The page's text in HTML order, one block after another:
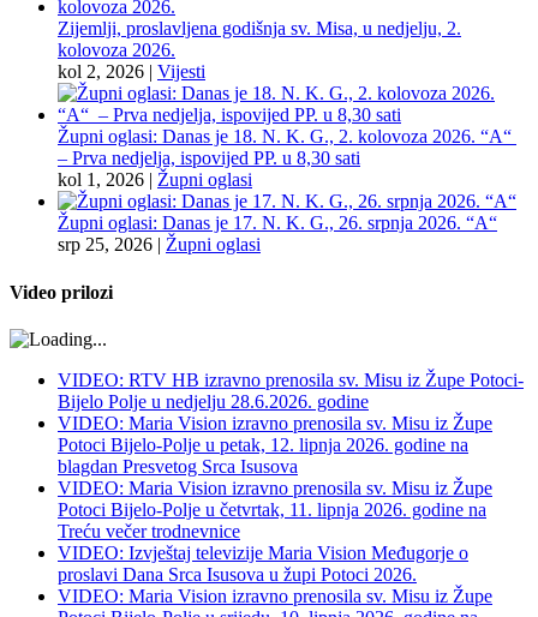
Zijemlji, proslavljena godišnja sv. Misa, u nedjelju, 2.
kolovoza 2026.
kol 2, 2026 | Vijesti
Župni oglasi: Danas je 18. N. K. G., 2. kolovoza 2026. “A“
– Prva nedjelja, ispovijed PP. u 8,30 sati
kol 1, 2026 | Župni oglasi
Župni oglasi: Danas je 17. N. K. G., 26. srpnja 2026. “A“
srp 25, 2026 | Župni oglasi
Video prilozi
VIDEO: RTV HB izravno prenosila sv. Misu iz Župe Potoci-
Bijelo Polje u nedjelju 28.6.2026. godine
VIDEO: Maria Vision izravno prenosila sv. Misu iz Župe
Potoci Bijelo-Polje u petak, 12. lipnja 2026. godine na
blagdan Presvetog Srca Isusova
VIDEO: Maria Vision izravno prenosila sv. Misu iz Župe
Potoci Bijelo-Polje u četvrtak, 11. lipnja 2026. godine na
Treću večer trodnevnice
VIDEO: Izvještaj televizije Maria Vision Međugorje o
proslavi Dana Srca Isusova u župi Potoci 2026.
VIDEO: Maria Vision izravno prenosila sv. Misu iz Župe